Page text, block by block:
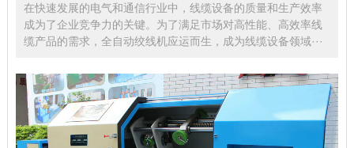
在快速发展的电气和通信行业中，线缆设备的质量和生产效率
成为了企业竞争力的关键。为了满足市场对高性能、高效率线
缆产品的需求，全自动绞线机应运而生，成为线缆设备领域···